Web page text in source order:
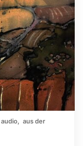
audio
aus der